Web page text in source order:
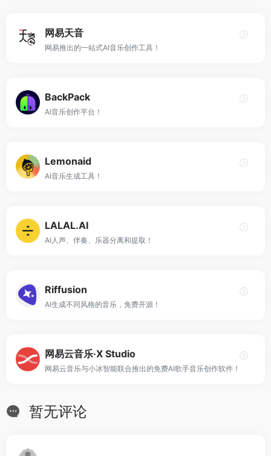
网易天音
网易推出的一站式AI音乐创作工具！
BackPack
AI音乐创作平台！
Lemonaid
AI音乐生成工具！
LALAL.AI
AI人声、伴奏、乐器分离和提取！
Riffusion
AI生成不同风格的音乐，免费开源！
网易云音乐·X Studio
网易云音乐与小冰智能联合推出的免费AI歌手音乐创作软件！
暂无评论